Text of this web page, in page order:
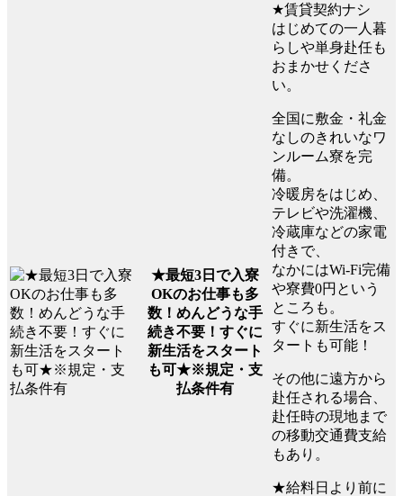
★最短3日で入寮
OKのお仕事も多
数！めんどうな手
続き不要！すぐに
新生活をスタート
も可★※規定・支
払条件有
★賃貸契約ナシ
はじめての一人暮
らしや単身赴任も
おまかせくださ
い。
全国に敷金・礼金
なしのきれいなワ
ンルーム寮を完
備。
冷暖房をはじめ、
テレビや洗濯機、
冷蔵庫などの家電
付きで、
なかにはWi-Fi完備
や寮費0円という
ところも。
すぐに新生活をス
タートも可能！
その他に遠方から
赴任される場合、
赴任時の現地まで
の移動交通費支給
もあり。
★給料日より前に